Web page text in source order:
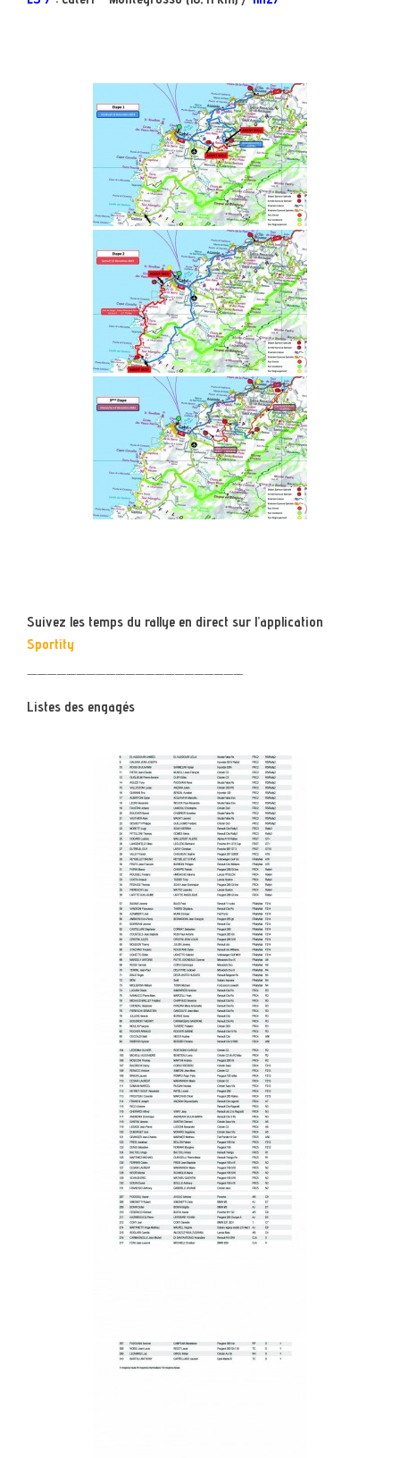
Suivez les temps du rallye en direct sur l’application
Sportity
——————————————————————
Listes des engagés